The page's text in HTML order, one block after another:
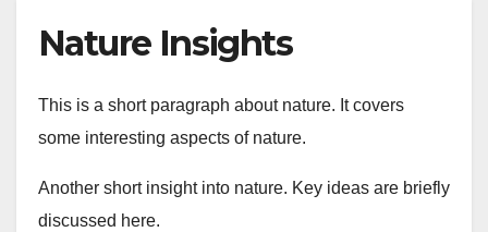
Nature Insights
This is a short paragraph about nature. It covers
some interesting aspects of nature.
Another short insight into nature. Key ideas are briefly
discussed here.